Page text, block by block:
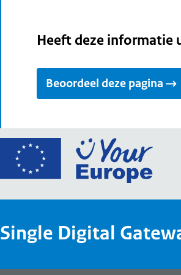
Heeft deze informatie
Beoordeel deze pagina
Ga
Your
een
Single Digital